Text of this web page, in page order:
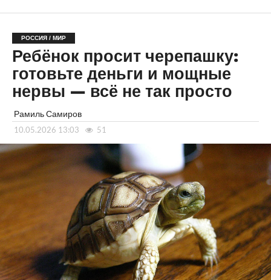
РОССИЯ / МИР
Ребёнок просит черепашку:
готовьте деньги и мощные
нервы — всё не так просто
Рамиль Самиров
10.05.2026 13:03 51